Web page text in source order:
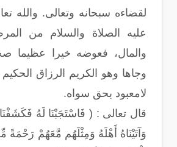
لقضاءه سبحانه وتعالى. والله
عليه الصلاة والسلام من
والمال، فعوضه خيرا عظيما
وجاها وهو الكريم الرزاق
لامعبود بحق سواه.
قال تعالى : ( فَاسْتَجَبْنَا لَهُ
وَآتَيْنَاهُ أَهْلَهُ وَمِثْلَهُم مَّعَهُمْ رَحْمَةً